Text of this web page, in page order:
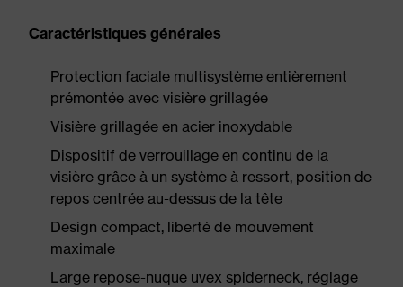
Caractéristiques générales
Protection faciale multisystème entièrement
prémontée avec visière grillagée
Visière grillagée en acier inoxydable
Dispositif de verrouillage en continu de la
visière grâce à un système à ressort, position de
repos centrée au-dessus de la tête
Design compact, liberté de mouvement
maximale
Large repose-nuque uvex spiderneck, réglage